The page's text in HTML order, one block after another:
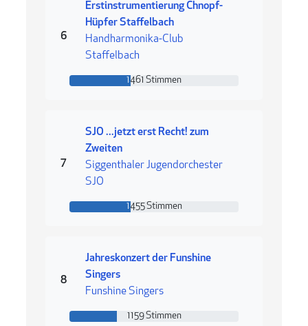
Rang 6
6
Erstinstrumentierung Chnopf-
Hüpfer Staffelbach
Handharmonika-Club
Staffelbach
1461 Stimmen
1461 Stimmen
Rang 7
7
SJO ...jetzt erst Recht! zum
Zweiten
Siggenthaler Jugendorchester
SJO
1455 Stimmen
1455 Stimmen
Rang 8
8
Jahreskonzert der Funshine
Singers
Funshine Singers
1159 Stimmen
1159 Stimmen